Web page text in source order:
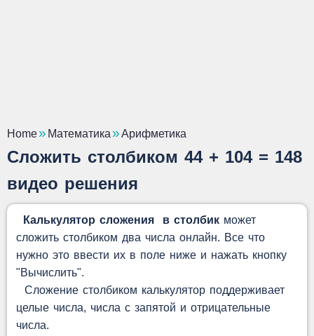
Home Математика Арифметика
Сложить столбиком 44 + 104 = 148
видео решения
Калькулятор сложения в столбик может
сложить столбиком два числа онлайн. Все что
нужно это ввести их в поле ниже и нажать кнопку
"Вычислить".
Сложение столбиком калькулятор поддерживает
целые числа, числа с запятой и отрицательные
числа.